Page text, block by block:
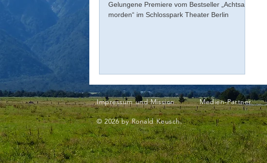
Gelungene Premiere vom Bestseller „Achtsam
morden“ im Schlosspark Theater Berlin
Impressum und Mission Medien-Partner
© 2026 by Ronald Keusch.